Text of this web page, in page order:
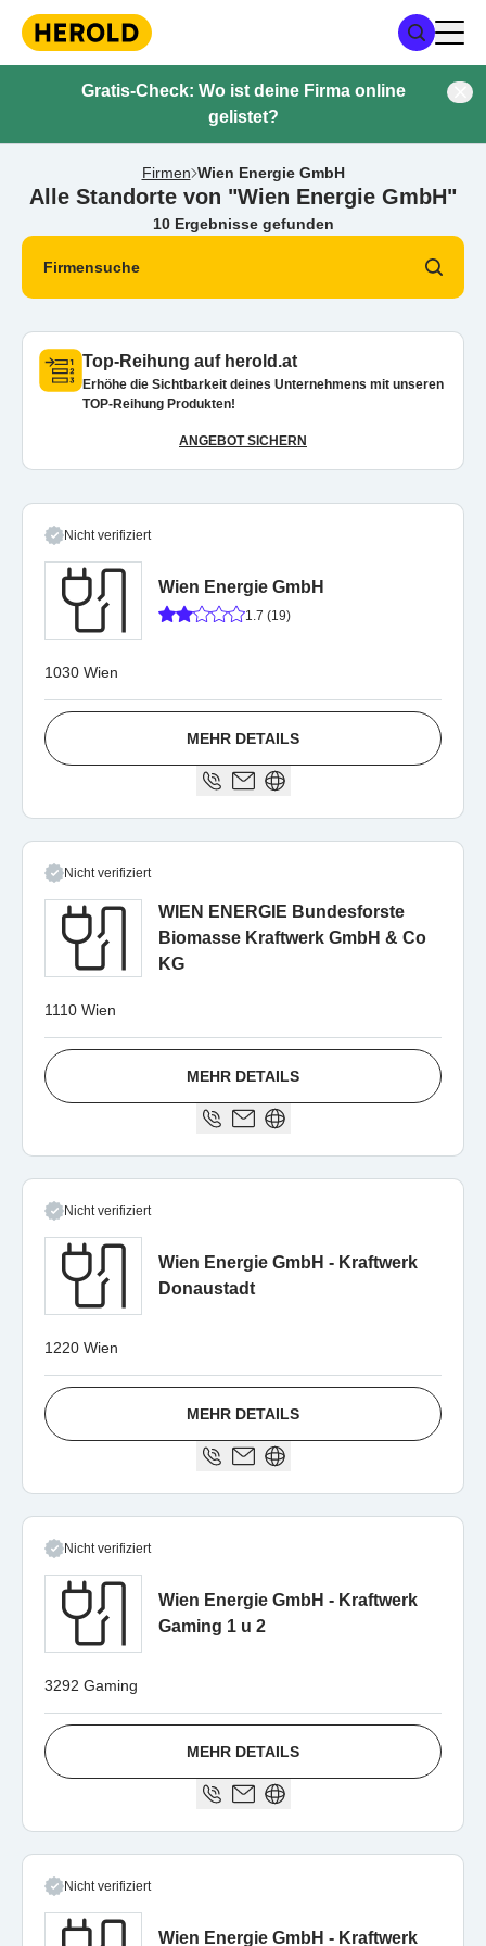
Gratis-Check: Wo ist deine Firma online
gelistet?
Firmen Wien Energie GmbH
Alle Standorte von "Wien Energie GmbH"
10 Ergebnisse gefunden
Firmensuche
Top-Reihung auf herold.at
Erhöhe die Sichtbarkeit deines Unternehmens mit unseren
TOP-Reihung Produkten!
ANGEBOT SICHERN
Nicht verifiziert
Wien Energie GmbH
1.7 (19)
1030 Wien
MEHR DETAILS
Nicht verifiziert
WIEN ENERGIE Bundesforste
Biomasse Kraftwerk GmbH & Co
KG
1110 Wien
MEHR DETAILS
Nicht verifiziert
Wien Energie GmbH - Kraftwerk
Donaustadt
1220 Wien
MEHR DETAILS
Nicht verifiziert
Wien Energie GmbH - Kraftwerk
Gaming 1 u 2
3292 Gaming
MEHR DETAILS
Nicht verifiziert
Wien Energie GmbH - Kraftwerk